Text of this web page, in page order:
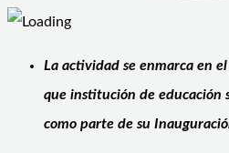
La actividad se enmarca en
que institución de educación
como parte de su